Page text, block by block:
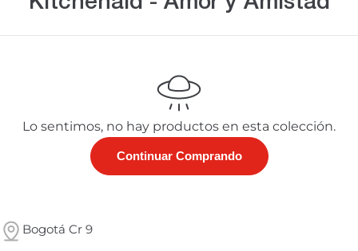
c
:
Lo sentimos, no hay productos en esta colección.
Continuar Comprando
Bogotá Cr 9